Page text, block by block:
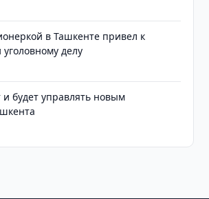
в Ташкенте привел к
делу
и будет управлять новым